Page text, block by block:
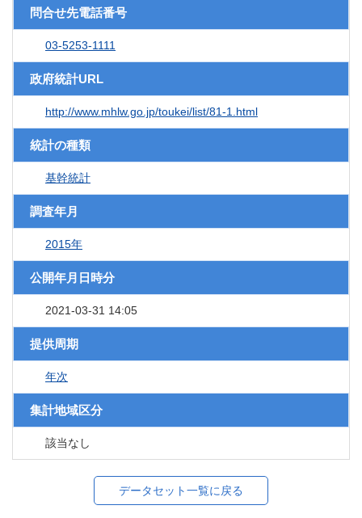
問合せ先電話番号
03-5253-1111
政府統計URL
http://www.mhlw.go.jp/toukei/list/81-1.html
統計の種類
基幹統計
調査年月
2015年
公開年月日時分
2021-03-31 14:05
提供周期
年次
集計地域区分
該当なし
データセット一覧に戻る